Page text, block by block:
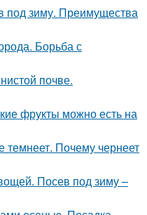
под зиму. Преимущества
Борьба с
почве.
фрукты можно есть на
темнеет. Почему чернеет
Посев под зиму –